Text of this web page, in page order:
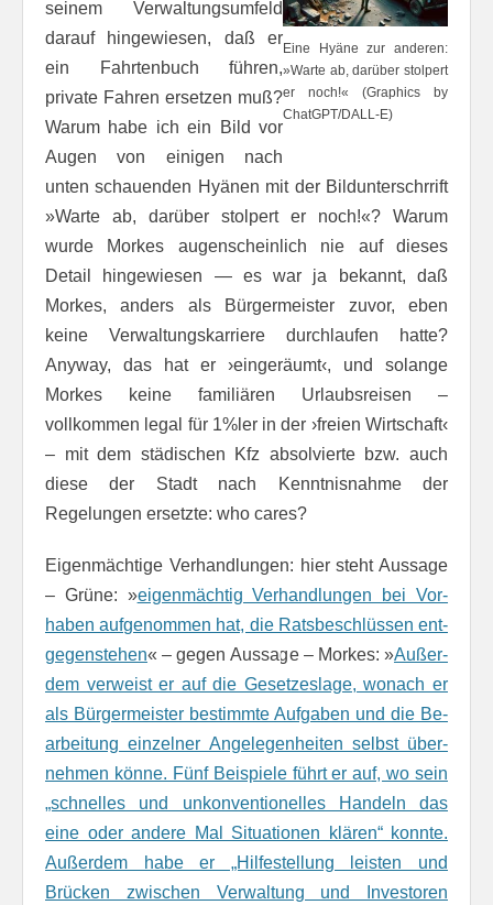
Eine Hyäne zur anderen:
»Warte ab, darüber stolpert
er noch!« (Graphics by
ChatGPT/DALL-E)
seinem Verwaltungsumfeld
darauf hingewiesen, daß er
ein Fahrtenbuch führen,
private Fahren ersetzen muß?
Warum habe ich ein Bild vor
Augen von einigen nach
unten schauenden Hyänen mit der Bildunterschrrift
»Warte ab, darüber stolpert er noch!«? Warum
wurde Morkes augenscheinlich nie auf dieses
Detail hingewiesen — es war ja bekannt, daß
Morkes, anders als Bürgermeister zuvor, eben
keine Verwaltungskarriere durchlaufen hatte?
Anyway, das hat er ›eingeräumt‹, und solange
Morkes keine familiären Urlaubsreisen –
vollkommen legal für 1%ler in der ›freien Wirtschaft‹
– mit dem städischen Kfz absolvierte bzw. auch
diese der Stadt nach Kenntnisnahme der
Regelungen ersetzte: who cares?
Eigenmächtige Verhandlungen: hier steht Aussage
– Grüne: »eigen­mächtig Ver­hand­lungen bei Vor­
haben auf­ge­nom­men hat, die Rats­be­schlüs­sen ent­
ge­gen­stehen« – gegen Aussage – Morkes: »Außer­
dem ver­weist er auf die Ge­setzes­lage, wo­nach er
als Bür­ger­meis­ter be­stimm­te Auf­ga­ben und die Be­
ar­beit­ung ein­zel­ner An­ge­le­gen­heiten selbst über­
neh­men könne. Fünf Beispiele führt er auf, wo sein
„schnelles und un­kon­ven­tionelles Han­deln das
eine oder andere Mal Si­tuationen klären“ konnte.
Außerdem habe er „Hil­fe­stel­lung leisten und
Brücken zwischen Ver­walt­ung und In­vestoren